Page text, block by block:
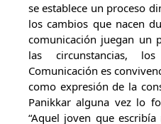
se establece un proceso
los cambios que nacen
comunicación juegan un
las circunstancias,
Comunicación es
como expresión de la
Panikkar alguna vez lo
“Aquel joven que